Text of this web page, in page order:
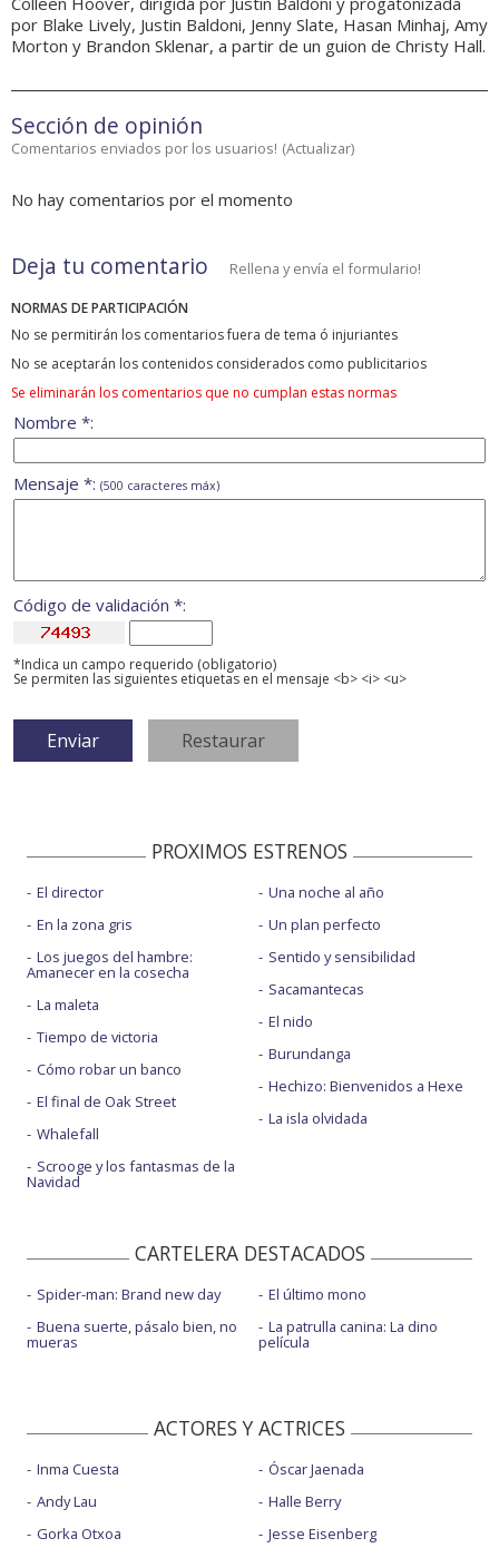
por Blake Lively, Justin Baldoni, Jenny Slate, Hasan Minhaj, Amy
Morton y Brandon Sklenar, a partir de un guion de Christy Hall.
Sección de opinión
Comentarios enviados por los usuarios! (Actualizar)
No hay comentarios por el momento
Deja tu comentario Rellena y envía el formulario!
NORMAS DE PARTICIPACIÓN
No se permitirán los comentarios fuera de tema ó injuriantes
No se aceptarán los contenidos considerados como publicitarios
Se eliminarán los comentarios que no cumplan estas normas
Nombre *:
Mensaje *: (500 caracteres máx)
Código de validación *:
*Indica un campo requerido (obligatorio)
Se permiten las siguientes etiquetas en el mensaje <b> <i> <u>
PROXIMOS ESTRENOS
El director
En la zona gris
Los juegos del hambre:
Amanecer en la cosecha
La maleta
Tiempo de victoria
Cómo robar un banco
El final de Oak Street
Whalefall
Scrooge y los fantasmas de la
Navidad
Una noche al año
Un plan perfecto
Sentido y sensibilidad
Sacamantecas
El nido
Burundanga
Hechizo: Bienvenidos a Hexe
La isla olvidada
CARTELERA DESTACADOS
Spider-man: Brand new day
Buena suerte, pásalo bien, no
mueras
El último mono
La patrulla canina: La dino
película
ACTORES Y ACTRICES
Inma Cuesta
Andy Lau
Gorka Otxoa
Óscar Jaenada
Halle Berry
Jesse Eisenberg